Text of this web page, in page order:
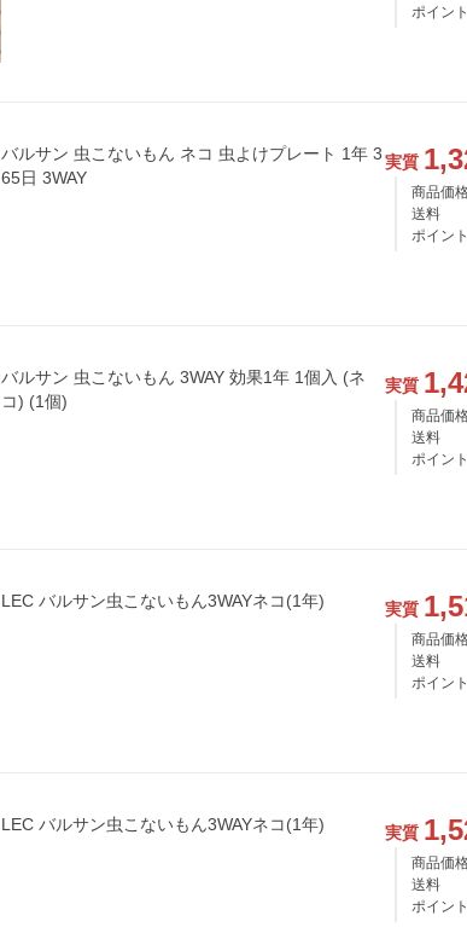
ポイント
バルサン 虫こないもん ネコ 虫よけプレート 1年 3
65日 3WAY
実質
商品価
送料
ポイント
バルサン 虫こないもん 3WAY 効果1年 1個入 (ネ
コ) (1個)
実質
商品価
送料
ポイント
LEC バルサン虫こないもん3WAYネコ(1年) 実質
商品価
送料
ポイント
LEC バルサン虫こないもん3WAYネコ(1年) 実質
商品価
送料
ポイント